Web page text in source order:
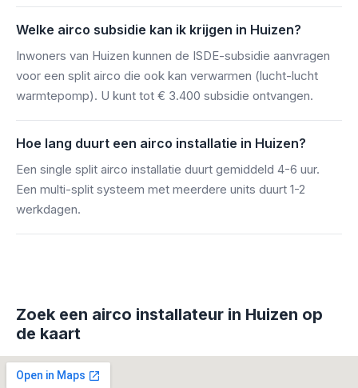
Welke airco subsidie kan ik krijgen in Huizen?
Inwoners van Huizen kunnen de ISDE-subsidie aanvragen
voor een split airco die ook kan verwarmen (lucht-lucht
warmtepomp). U kunt tot € 3.400 subsidie ontvangen.
Hoe lang duurt een airco installatie in Huizen?
Een single split airco installatie duurt gemiddeld 4-6 uur.
Een multi-split systeem met meerdere units duurt 1-2
werkdagen.
Zoek een airco installateur in Huizen op
de kaart